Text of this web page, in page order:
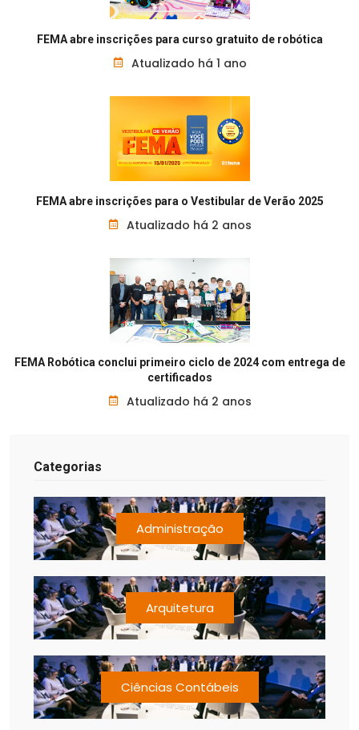
FEMA abre inscrições para curso gratuito de robótica
Atualizado há 1 ano
FEMA abre inscrições para o Vestibular de Verão 2025
Atualizado há 2 anos
FEMA Robótica conclui primeiro ciclo de 2024 com entrega de
certificados
Atualizado há 2 anos
Categorias
Administração
Arquitetura
Ciências Contábeis